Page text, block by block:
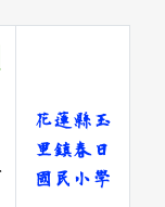
花蓮縣玉
里鎮春日
國民小學